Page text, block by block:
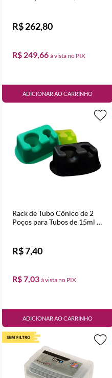
R$ 249,66
R$ 262,80
ADICIONAR AO CARRINHO
Rack de Tubo Cônico de 2
Poços para Tubos de 15ml e
R$ 7,03
R$ 7,40
ADICIONAR AO CARRINHO